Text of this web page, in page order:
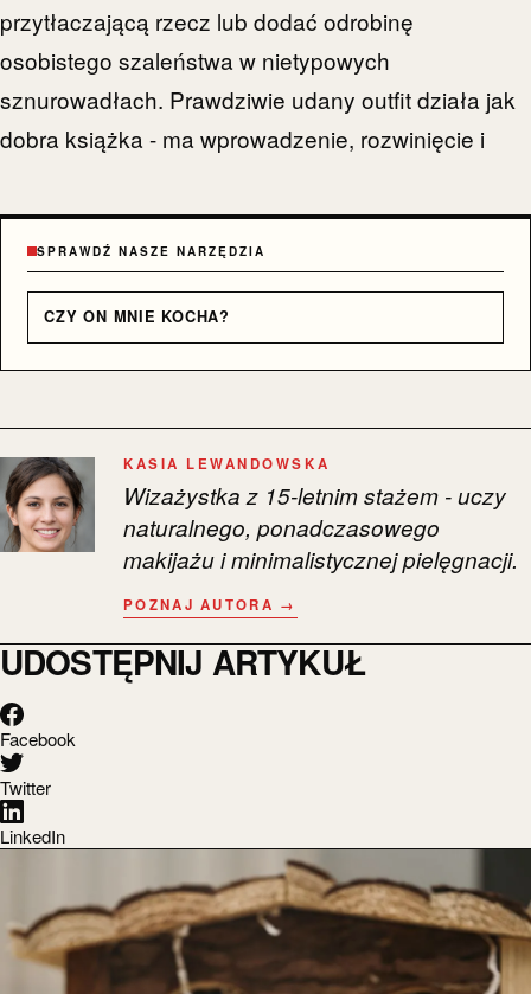
przytłaczającą rzecz lub dodać odrobinę
osobistego szaleństwa w nietypowych
sznurowadłach. Prawdziwie udany outfit działa jak
dobra książka - ma wprowadzenie, rozwinięcie i
SPRAWDŹ NASZE NARZĘDZIA
CZY ON MNIE KOCHA?
KASIA LEWANDOWSKA
Wizażystka z 15-letnim stażem - uczy
naturalnego, ponadczasowego
makijażu i minimalistycznej pielęgnacji.
POZNAJ AUTORA →
UDOSTĘPNIJ ARTYKUŁ
Facebook
Twitter
LinkedIn